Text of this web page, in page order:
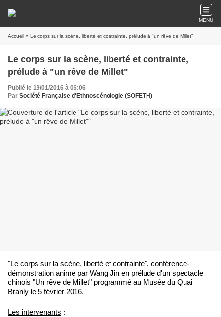
MENU
Accueil » Le corps sur la scène, liberté et contrainte, prélude à "un rêve de Millet"
Le corps sur la scène, liberté et contrainte,
prélude à "un rêve de Millet"
Publié le 19/01/2016 à 06:06
Par Société Française d'Ethnoscénologie (SOFETH)
"Le corps sur la scène, liberté et contrainte", conférence-
démonstration animé par Wang Jin en prélude d'un spectacle
chinois "Un rêve de Millet" programmé au Musée du Quai
Branly le 5 février 2016.
Les intervenants :